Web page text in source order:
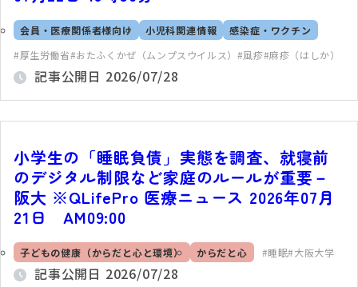
会員・医療関係者様向け 小児科関連情報
感染症・ワクチン
厚生労働省 おたふくかぜ（ムンプスウイルス） 風疹 麻疹（はしか）
記事公開日 2026/07/28
小学生の「睡眠負債」実態を調査、就寝前
のデジタル制限など家庭のルールが重要－
阪大 ※QLifePro 医療ニュース 2026年07月
21日 AM09:00
子どもの健康（からだと心と環境） からだと心 睡眠 大阪大学
記事公開日 2026/07/28